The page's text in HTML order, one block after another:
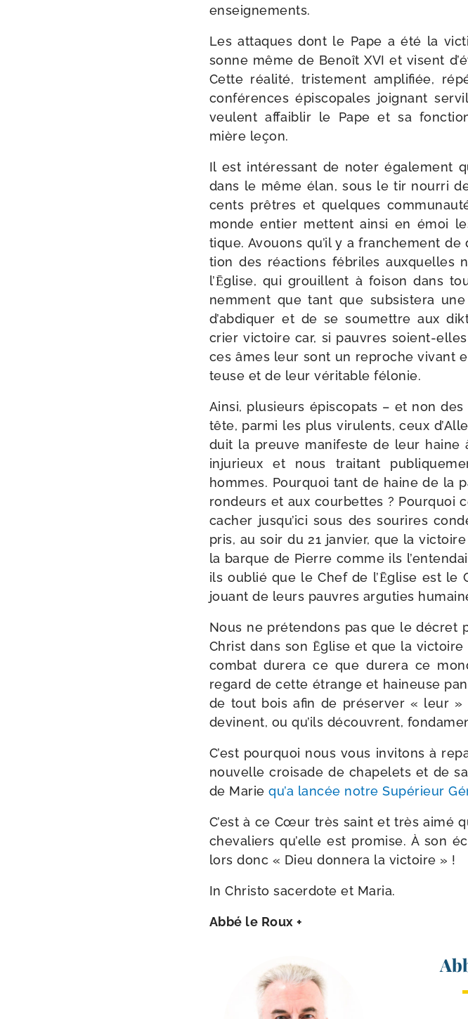
enseignements.
Les attaques dont le Pape a été la
sonne même de Benoît XVI et visent
Cette réa­li­té, tris­te­ment ampli­fiée,
confé­rences épis­co­pales joi­gnant
veulent affai­blir le Pape et sa
mière leçon.
Il est inté­res­sant de noter éga­le­ment
dans le même élan, sous le tir nour­ri
cents prêtres et quelques
monde entier mettent ain­si en émoi
tique. Avouons qu’il y a fran­che­ment
tion des réac­tions fébriles aux­quelles
l’Ēglise, qui grouillent à foi­son dans
nem­ment que tant que sub­sis­te­ra
d’abdiquer et de se sou­mettre aux
crier vic­toire car, si pauvres soient-​
ces âmes leur sont un reproche vivant
teuse et de leur véri­table félonie.
Ainsi, plu­sieurs épis­co­pats – et non
tête, par­mi les plus viru­lents, ceux
duit la preuve mani­feste de leur
inju­rieux et nous trai­tant
hommes. Pourquoi tant de haine de la
ron­deurs et aux cour­bettes ? Pourquoi
cacher jusqu’ici sous des sou­rires
pris, au soir du 21 jan­vier, que la
la barque de Pierre comme ils
ils oublié que le Chef de l’Ēglise est le
jouant de leurs pauvres argu­ties
Nous ne pré­ten­dons pas que le décret
Christ dans son Ēglise et que la
com­bat dure­ra ce que dure­ra ce
regard de cette étrange et hai­neuse
de tout bois afin de pré­ser­ver « leur »
devinent, ou qu’ils découvrent,
C’est pour­quoi nous vous invi­tons à
nou­velle croi­sade de cha­pe­lets et de
de Mariequ’a lan­cée notre Supérieur
C’est à ce Cœur très saint et très aimé
che­va­liers qu’elle est pro­mise. À son
lors donc « Dieu don­ne­ra la victoire » !
In Christo sacer­dote et Maria.
Abbé le Roux +